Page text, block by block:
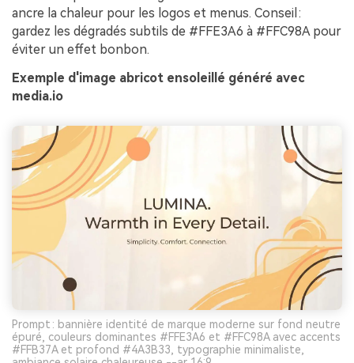
ancre la chaleur pour les logos et menus. Conseil :
gardez les dégradés subtils de #FFE3A6 à #FFC98A pour
éviter un effet bonbon.
Exemple d'image abricot ensoleillé généré avec
media.io
Prompt : bannière identité de marque moderne sur fond neutre
épuré, couleurs dominantes #FFE3A6 et #FFC98A avec accents
#FFB37A et profond #4A3B33, typographie minimaliste,